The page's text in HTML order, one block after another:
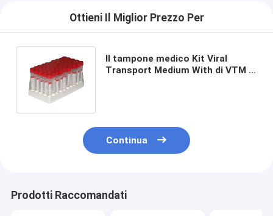
Ottieni Il Miglior Prezzo Per
Il tampone medico Kit Viral
Transport Medium With di VTM si
Continua
Prodotti Raccomandati